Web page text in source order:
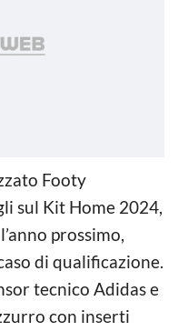
Footy
sul Kit Home 2024,
prossimo,
di qualificazione.
tecnico Adidas e
con inserti